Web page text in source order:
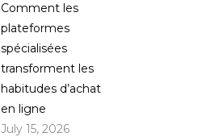
Comment les
plateformes
spécialisées
transforment les
habitudes d’achat
en ligne
July 15, 2026